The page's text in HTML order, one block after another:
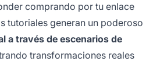
comprando por tu enlace
tutoriales generan un poderoso
a través de escenarios de
transformaciones reales